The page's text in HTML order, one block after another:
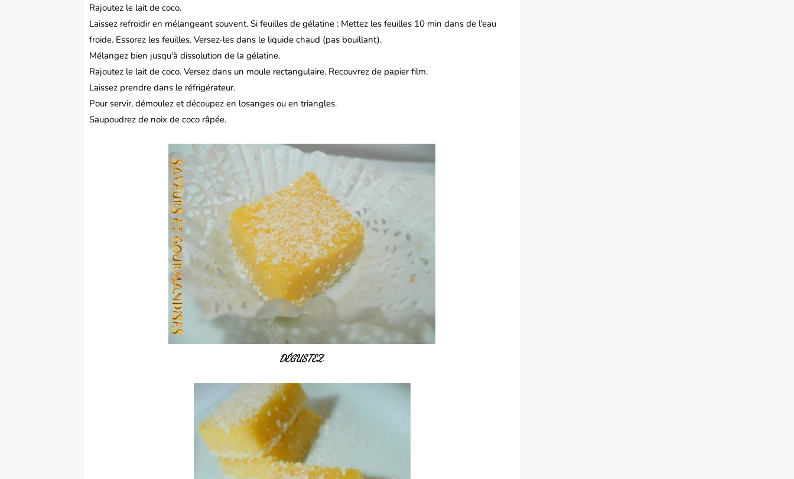
Rajoutez le lait de coco.
Laissez refroidir en mélangeant souvent. Si feuilles de gélatine : Mettez les feuilles 10 min dans de l'eau
froide. Essorez les feuilles. Versez-les dans le liquide chaud (pas bouillant).
Mélangez bien jusqu'à dissolution de la gélatine.
Rajoutez le lait de coco. Versez dans un moule rectangulaire. Recouvrez de papier film.
Laissez prendre dans le réfrigérateur.
Pour servir, démoulez et découpez en losanges ou en triangles.
Saupoudrez de noix de coco râpée.
DÉGUSTEZ.